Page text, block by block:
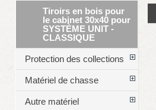
Tiroirs en bois pour
le cabinet 30x40 pour
SYSTÈME UNIT -
CLASSIQUE
Protection des collections
Matériel de chasse
Autre matériel